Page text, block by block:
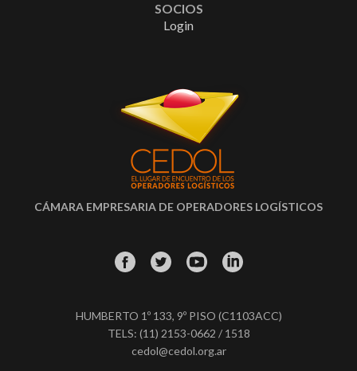
SOCIOS
Login
CÁMARA EMPRESARIA DE OPERADORES LOGÍSTICOS
HUMBERTO 1º 133, 9º PISO (C1103ACC)
TELS: (11) 2153-0662 / 1518
cedol@cedol.org.ar